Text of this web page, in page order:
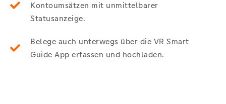
Kontoumsätzen mit unmittelbarer
Statusanzeige.
Belege auch unterwegs über die VR Smart
Guide App erfassen und hochladen.